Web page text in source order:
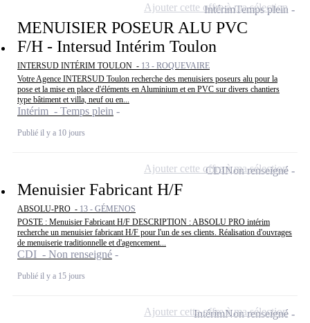
MENUISIER POSEUR ALU PVC
F/H - Intersud Intérim Toulon
INTERSUD INTÉRIM TOULON - 13 - ROQUEVAIRE
Votre Agence INTERSUD Toulon recherche des menuisiers poseurs alu pour la
pose et la mise en place d'éléments en Aluminium et en PVC sur divers chantiers
type bâtiment et villa, neuf ou en...
Intérim - Temps plein
Publié il y a 10 jours
IntérimTemps plein
Ajouter cette offre à ma sélection
Menuisier Fabricant H/F
ABSOLU-PRO - 13 - GÉMENOS
POSTE : Menuisier Fabricant H/F DESCRIPTION : ABSOLU PRO intérim
recherche un menuisier fabricant H/F pour l'un de ses clients. Réalisation d'ouvrages
de menuiserie traditionnelle et d'agencement...
CDI - Non renseigné
Publié il y a 15 jours
CDINon renseigné
Ajouter cette offre à ma sélection
IntérimNon renseigné
Ajouter cette offre à ma sélection